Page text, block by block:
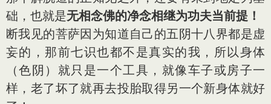
础，也就是无相念佛的净念相继为功夫当前提！
断我见的菩萨因为知道自己的五阴十八界都是虚
妄的，那前七识也都不是真实的我，所以身体
（色阴）就只是一个工具，就像车子或房子一
样，老了坏了就再去投胎取得另一个新身体就好